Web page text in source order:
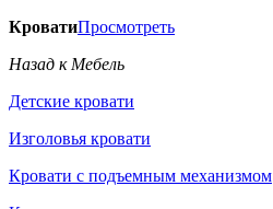
КроватиПросмотреть
Назад к Мебель
Детские кровати
Изголовья кровати
Кровати с подъемным механизмом